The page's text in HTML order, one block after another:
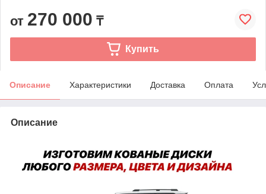
от 270 000 ₸
Купить
Описание Характеристики Доставка Оплата
Описание